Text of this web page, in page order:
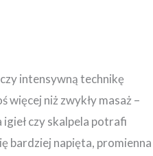
intensywną technikę
więcej niż zwykły masaż –
czy skalpela potrafi
bardziej napięta, promienna